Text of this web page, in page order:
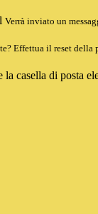
Verrà inviato un
Effettua il reset della
casella di posta